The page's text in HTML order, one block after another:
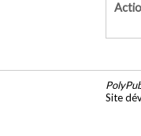
Site